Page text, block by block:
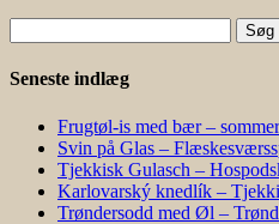
efter:
Seneste indlæg
Frugtøl-is med bær –
Svin på Glas –
Tjekkisk Gulasch –
Karlovarský knedlík –
Trøndersodd med Øl –